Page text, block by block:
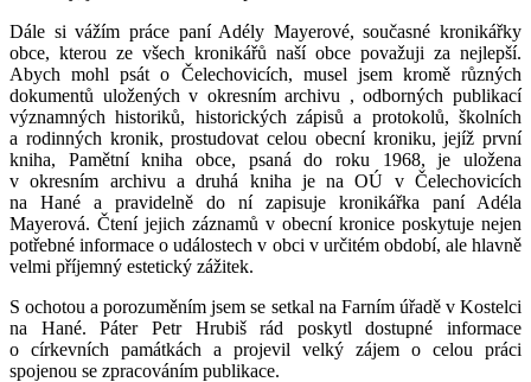
Dále si vážím práce paní Adély Mayerové, současné kronikářky
obce, kterou ze všech kronikářů naší obce považuji za nejlepší.
Abych mohl psát o Čelechovicích, musel jsem kromě různých
dokumentů uložených v okresním archivu , odborných publikací
významných historiků, historických zápisů a protokolů, školních
a rodinných kronik, prostudovat celou obecní kroniku, jejíž první
kniha, Pamětní kniha obce, psaná do roku 1968, je uložena
v okresním archivu a druhá kniha je na OÚ v Čelechovicích
na Hané a pravidelně do ní zapisuje kronikářka paní Adéla
Mayerová. Čtení jejich záznamů v obecní kronice poskytuje nejen
potřebné informace o událostech v obci v určitém období, ale hlavně
velmi příjemný estetický zážitek.
S ochotou a porozuměním jsem se setkal na Farním úřadě v Kostelci
na Hané. Páter Petr Hrubiš rád poskytl dostupné informace
o církevních památkách a projevil velký zájem o celou práci
spojenou se zpracováním publikace.